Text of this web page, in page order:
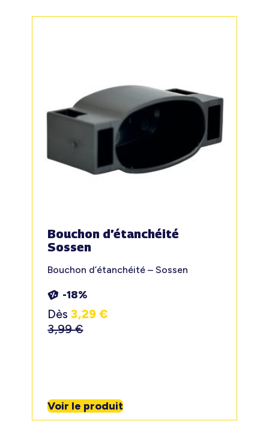
Bouchon d’étanchéité
Sossen
Bouchon d’étanchéité – Sossen
-18%
Dès 3,29€
3,99€
Voir le produit